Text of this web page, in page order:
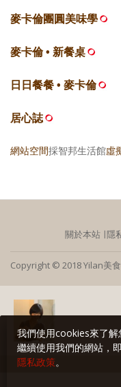
麥卡倫團圓美味學
麥卡倫 • 新餐桌
日日餐餐 • 麥卡倫
居心誌
網站空間採智邦生活館虛
關於本站 ∣隱
Copyright © 2018 Yilan美
我們使用cookies來了解
繼續使用我們的網站，
隱私政策。